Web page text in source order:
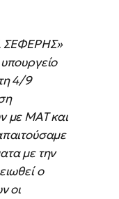
ΣΕΦΕΡΗΣ»
4/9
με ΜΑΤ και
με την
ο
οι